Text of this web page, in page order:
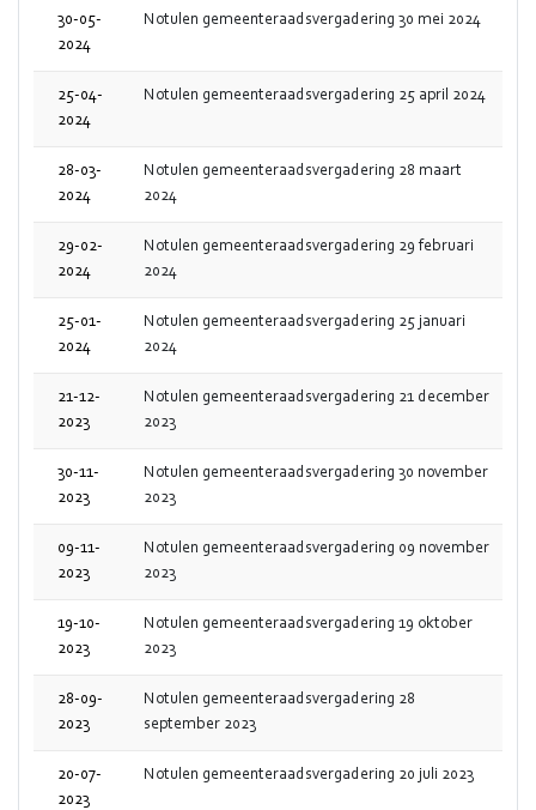
30-05-
2024
Notulen gemeenteraadsvergadering 30 mei 2024
25-04-
2024
Notulen gemeenteraadsvergadering 25 april 2024
28-03-
2024
Notulen gemeenteraadsvergadering 28 maart
2024
29-02-
2024
Notulen gemeenteraadsvergadering 29 februari
2024
25-01-
2024
Notulen gemeenteraadsvergadering 25 januari
2024
21-12-
2023
Notulen gemeenteraadsvergadering 21 december
2023
30-11-
2023
Notulen gemeenteraadsvergadering 30 november
2023
09-11-
2023
Notulen gemeenteraadsvergadering 09 november
2023
19-10-
2023
Notulen gemeenteraadsvergadering 19 oktober
2023
28-09-
2023
Notulen gemeenteraadsvergadering 28
september 2023
20-07-
2023
Notulen gemeenteraadsvergadering 20 juli 2023